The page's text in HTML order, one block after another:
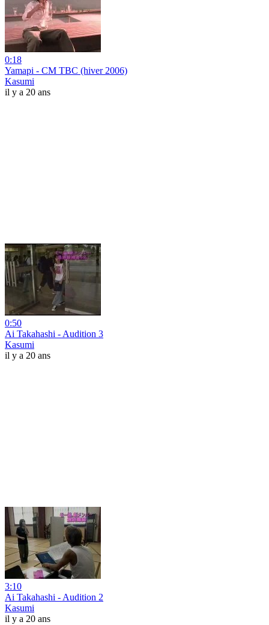
0:18
Yamapi - CM TBC (hiver 2006)
Kasumi
il y a 20 ans
0:50
Ai Takahashi - Audition 3
Kasumi
il y a 20 ans
3:10
Ai Takahashi - Audition 2
Kasumi
il y a 20 ans